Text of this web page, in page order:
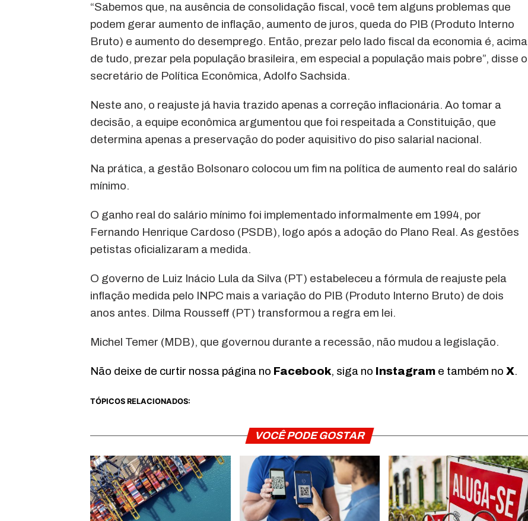
“Sabemos que, na ausência de consolidação fiscal, você tem alguns problemas que
podem gerar aumento de inflação, aumento de juros, queda do PIB (Produto Interno
Bruto) e aumento do desemprego. Então, prezar pelo lado fiscal da economia é, acima
de tudo, prezar pela população brasileira, em especial a população mais pobre”, disse o
secretário de Política Econômica, Adolfo Sachsida.
Neste ano, o reajuste já havia trazido apenas a correção inflacionária. Ao tomar a
decisão, a equipe econômica argumentou que foi respeitada a Constituição, que
determina apenas a preservação do poder aquisitivo do piso salarial nacional.
Na prática, a gestão Bolsonaro colocou um fim na política de aumento real do salário
mínimo.
O ganho real do salário mínimo foi implementado informalmente em 1994, por
Fernando Henrique Cardoso (PSDB), logo após a adoção do Plano Real. As gestões
petistas oficializaram a medida.
O governo de Luiz Inácio Lula da Silva (PT) estabeleceu a fórmula de reajuste pela
inflação medida pelo INPC mais a variação do PIB (Produto Interno Bruto) de dois
anos antes. Dilma Rousseff (PT) transformou a regra em lei.
Michel Temer (MDB), que governou durante a recessão, não mudou a legislação.
Não deixe de curtir nossa página no Facebook, siga no Instagram e também no X.
TÓPICOS RELACIONADOS:
VOCÊ PODE GOSTAR